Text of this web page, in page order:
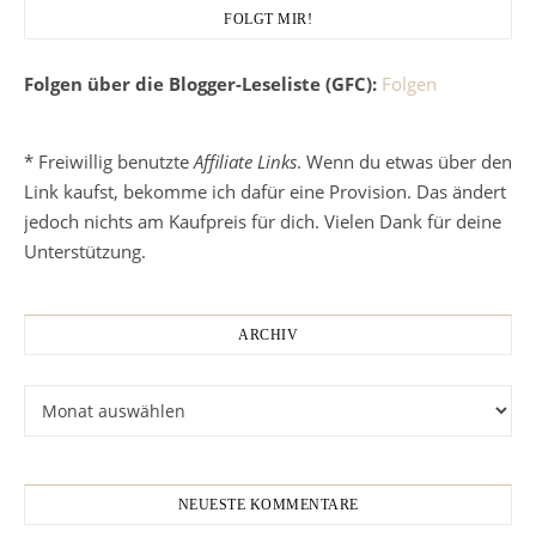
FOLGT MIR!
Folgen über die Blogger-Leseliste (GFC): Folgen
* Freiwillig benutzteAffiliate Links. Wenn du etwas über den
Link kaufst, bekomme ich dafür eine Provision. Das ändert
jedoch nichts am Kaufpreis für dich. Vielen Dank für deine
Unterstützung.
ARCHIV
NEUESTE KOMMENTARE